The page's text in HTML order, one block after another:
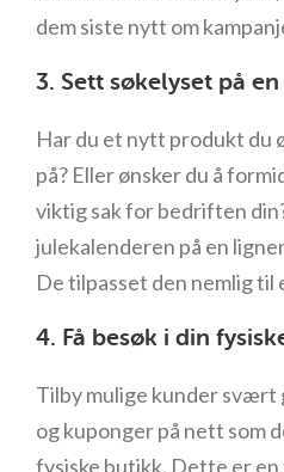
dem siste nytt om
3. Sett søkelyset på
Har du et nytt produkt du
på? Eller ønsker du å
viktig sak for bedriften
julekalenderen på en
De tilpasset den nemlig
4. Få besøk i din
Tilby mulige kunder
og kuponger på nett som
fysiske butikk. Dette er